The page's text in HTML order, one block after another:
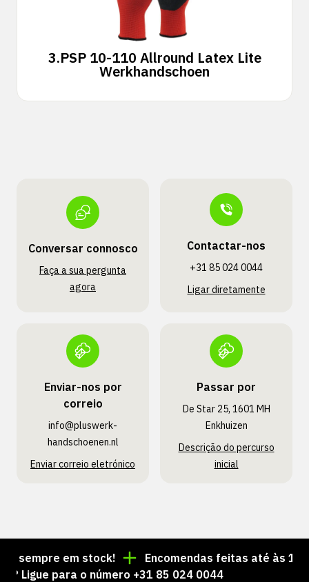
3.PSP 10-110 Allround Latex Lite
Werkhandschoen
Conversar connosco
Faça a sua pergunta
agora
Contactar-nos
+31 85 024 0044
Ligar diretamente
Enviar-nos por
correio
info@pluswerk­
handschoenen.nl
Enviar correio eletrónico
Passar por
De Star 25, 1601 MH
Enkhuizen
Descrição do percurso
inicial
em stock!
Encomendas feitas até às 15:00
para o número +31 85 024 0044